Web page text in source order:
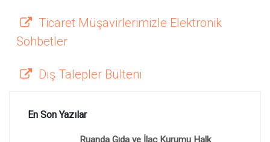
Ticaret Müşavirlerimizle Elektronik
Sohbetler
Dış Talepler Bülteni
En Son Yazılar
Ruanda Gıda ve İlaç Kurumu Halk